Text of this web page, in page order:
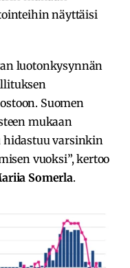
näyttäisi
luotonkysynnän
Suomen
mukaan
hidastuu varsinkin
vuoksi”, kertoo
Somerla.